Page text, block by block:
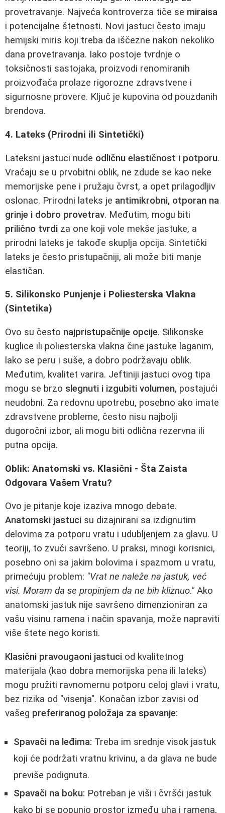
provetravanje. Najveća kontroverza tiče se miraisa
i potencijalne štetnosti. Novi jastuci često imaju
hemijski miris koji treba da iščezne nakon nekoliko
dana provetravanja. Iako postoje tvrdnje o
toksičnosti sastojaka, proizvodi renomiranih
proizvođača prolaze rigorozne zdravstvene i
sigurnosne provere. Ključ je kupovina od pouzdanih
brendova.
4. Lateks (Prirodni ili Sintetički)
Lateksni jastuci nude odličnu elastičnost i potporu.
Vraćaju se u prvobitni oblik, ne zdude se kao neke
memorijske pene i pružaju čvrst, a opet prilagodljiv
oslonac. Prirodni lateks je antimikrobni, otporan na
grinje i dobro provetrav. Međutim, mogu biti
prilično tvrdi za one koji vole mekše jastuke, a
prirodni lateks je takođe skuplja opcija. Sintetički
lateks je često pristupačniji, ali može biti manje
elastičan.
5. Silikonsko Punjenje i Poliesterska Vlakna
(Sintetika)
Ovo su često najpristupačnije opcije. Silikonske
kuglice ili poliesterska vlakna čine jastuke laganim,
lako se peru i suše, a dobro podržavaju oblik.
Međutim, kvalitet varira. Jeftiniji jastuci ovog tipa
mogu se brzo slegnuti i izgubiti volumen, postajući
neudobni. Za redovnu upotrebu, posebno ako imate
zdravstvene probleme, često nisu najbolji
dugoročni izbor, ali mogu biti odlična rezervna ili
putna opcija.
Oblik: Anatomski vs. Klasični - Šta Zaista
Odgovara Vašem Vratu?
Ovo je pitanje koje izaziva mnogo debate.
Anatomski jastuci su dizajnirani sa izdignutim
delovima za potporu vratu i udubljenjem za glavu. U
teoriji, to zvuči savršeno. U praksi, mnogi korisnici,
posebno oni sa jakim bolovima i spazmom u vratu,
primećuju problem: "Vrat ne naleže na jastuk, već
visi. Moram da se propinjem da ne bih kliznuo." Ako
anatomski jastuk nije savršeno dimenzioniran za
vašu visinu ramena i način spavanja, može napraviti
više štete nego koristi.
Klasični pravougaoni jastuci od kvalitetnog
materijala (kao dobra memorijska pena ili lateks)
mogu pružiti ravnomernu potporu celoj glavi i vratu,
bez rizika od "visenja". Konačan izbor zavisi od
vašeg preferiranog položaja za spavanje:
Spavači na leđima: Treba im srednje visok jastuk
koji će podržati vratnu krivinu, a da glava ne bude
previše podignuta.
Spavači na boku: Potreban je viši i čvršći jastuk
kako bi se popunio prostor između uha i ramena,